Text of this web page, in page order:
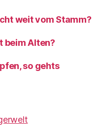
weit vom Stamm?
beim Alten?
so gehts